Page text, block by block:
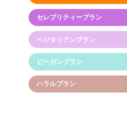
セレブリティープラン
ベジタリアンプラン
ビーガンプラン
ハラルプラン